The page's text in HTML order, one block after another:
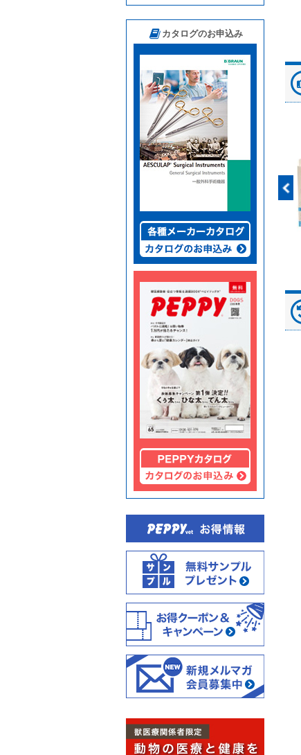
カタログのお申込み
◆劇)ｲｿﾌﾙﾗﾝ吸入麻酔
液｢VTRS｣ ｳﾞｨｱﾄﾘｽ...
ペピイマジカルシーツ
（中厚型ペットシー